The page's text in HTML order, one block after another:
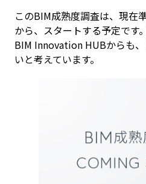
このBIM成熟度調査は、現在
から、スタートする予定です
BIM Innovation HUBからも
いと考えています。